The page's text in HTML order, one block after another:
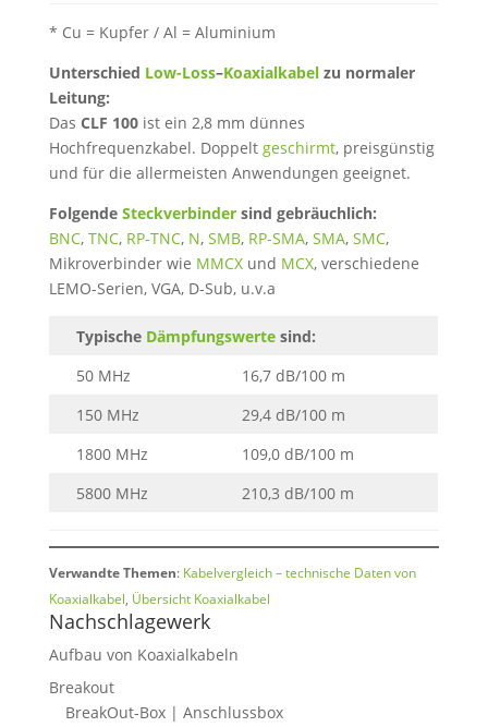
* Cu = Kupfer / Al = Aluminium
Unterschied Low-Loss–Koaxialkabelzu normaler
Leitung:
Das CLF 100 ist ein 2,8 mm dünnes
Hochfrequenzkabel. Doppelt geschirmt, preisgünstig
und für die allermeisten Anwendungen geeignet.
Folgende Steckverbindersind gebräuchlich:
BNC, TNC, RP-TNC, N, SMB, RP-SMA, SMA, SMC,
Mikroverbinder wie MMCXund MCX, verschiedene
LEMO-Serien, VGA, D-Sub, u.v.a
Typische Dämpfungswertesind:
50 MHz
16,7 dB/100 m
150 MHz
29,4 dB/100 m
1800 MHz
109,0 dB/100 m
5800 MHz
210,3 dB/100 m
Verwandte Themen: Kabelvergleich – technische Daten von
Koaxialkabel, Übersicht Koaxialkabel
Nachschlagewerk
Aufbau von Koaxialkabeln
Breakout
BreakOut-Box | Anschlussbox